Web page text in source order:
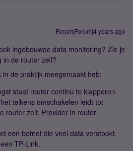
Forum|Forum|4 years ago
ingebouwde data monitoring? Zie je
in de router zelf?
de praktijk meegemaakt heb:
staat router continu te klapperen
telkens omschakelen leidt tot
router zelf. Provider in router
een botnet die veel data verstookt.
TP-Link.